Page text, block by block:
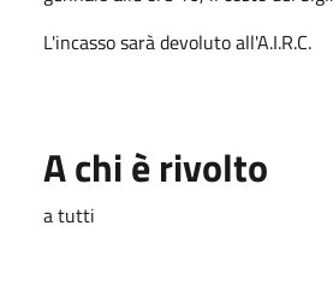
L'incasso sarà devoluto all'A.I.R.C.
A chi è rivolto
a tutti